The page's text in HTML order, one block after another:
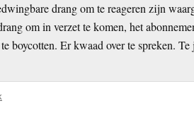
drang om te reageren zijn
om in verzet te komen, het
boycotten. Er kwaad over te spreken.